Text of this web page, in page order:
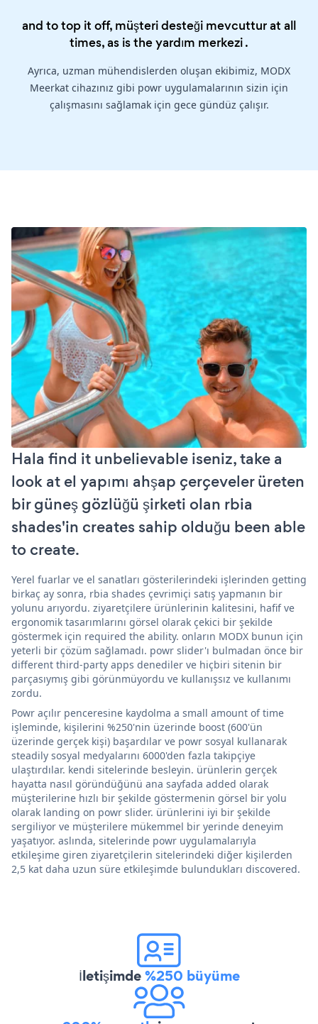
and to top it off, müşteri desteği mevcuttur at all
times, as is theyardım merkezi.
Ayrıca, uzman mühendislerden oluşan ekibimiz, MODX
Meerkat cihazınız gibi powr uygulamalarının sizin için
çalışmasını sağlamak için gece gündüz çalışır.
Hala find it unbelievable iseniz, take a
look at el yapımı ahşap çerçeveler üreten
bir güneş gözlüğü şirketi olan rbia
shades'in creates sahip olduğu been able
to create.
Yerel fuarlar ve el sanatları gösterilerindeki işlerinden getting
birkaç ay sonra, rbia shades çevrimiçi satış yapmanın bir
yolunu arıyordu. ziyaretçilere ürünlerinin kalitesini, hafif ve
ergonomik tasarımlarını görsel olarak çekici bir şekilde
göstermek için required the ability. onların MODX bunun için
yeterli bir çözüm sağlamadı. powr slider'ı bulmadan önce bir
different third-party apps denediler ve hiçbiri sitenin bir
parçasıymış gibi görünmüyordu ve kullanışsız ve kullanımı
zordu.
Powr açılır penceresine kaydolma a small amount of time
işleminde, kişilerini %250'nin üzerinde boost (600'ün
üzerinde gerçek kişi) başardılar ve powr sosyal kullanarak
steadily sosyal medyalarını 6000'den fazla takipçiye
ulaştırdılar. kendi sitelerinde besleyin. ürünlerin gerçek
hayatta nasıl göründüğünü ana sayfada added olarak
müşterilerine hızlı bir şekilde göstermenin görsel bir yolu
olarak landing on powr slider. ürünlerini iyi bir şekilde
sergiliyor ve müşterilere mükemmel bir yerinde deneyim
yaşatıyor. aslında, sitelerinde powr uygulamalarıyla
etkileşime giren ziyaretçilerin sitelerindeki diğer kişilerden
2,5 kat daha uzun süre etkileşimde bulundukları discovered.
İletişimde%250 büyüme